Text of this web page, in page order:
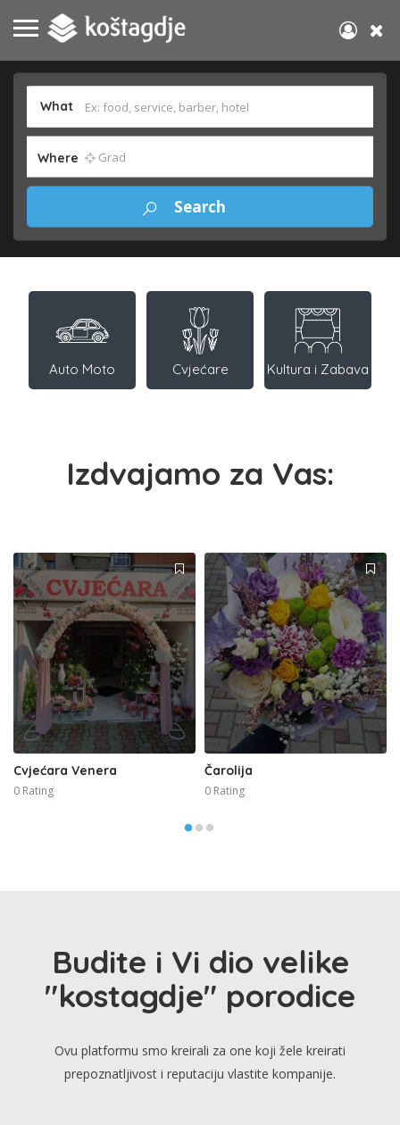
What
Where
Auto Moto Cvjećare Kultura i Zabava
Izdvajamo za Vas:
Cvjećara Venera
0 Rating
Čarolija
0 Rating
Budite i Vi dio velike
"kostagdje" porodice
Ovu platformu smo kreirali za one koji žele kreirati
prepoznatljivost i reputaciju vlastite kompanije.